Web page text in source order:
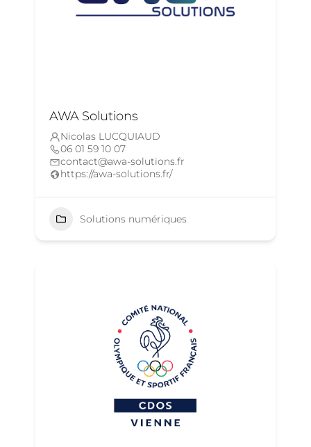
AWA Solutions
Nicolas LUCQUIAUD
06 01 59 10 07
contact@awa-solutions.fr
https://awa-solutions.fr/
Solutions numériques